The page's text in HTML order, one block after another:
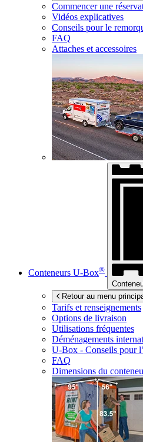
Commencer une
Vidéos explicatives
Conseils pour le
FAQ
Attaches et accessoires
Conteneurs U-Box®
Retour au menu
Tarifs et renseignements
Options de livraison
Utilisations fréquentes
Déménagements
U-Box - Conseils pour
FAQ
Dimensions du